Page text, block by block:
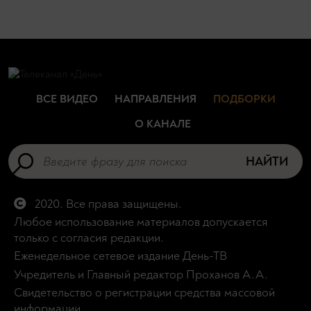
ВСЕ ВИДЕО НАПРАВЛЕНИЯ
ПОДБОРКИ
О КАНАЛЕ
НАЙТИ
2020. Все права защищены.
Любое использование материалов допускается
только с согласия редакции.
Еженедельное сетевое издание День-ТВ
Учредитель и Главный редактор Проханов А.А.
Свидетельство о регистрации средства массовой